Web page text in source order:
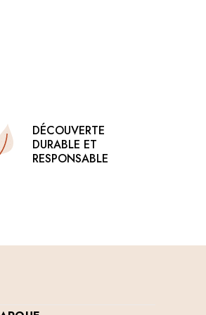
DÉCOUVERTE
DURABLE ET
RESPONSABLE